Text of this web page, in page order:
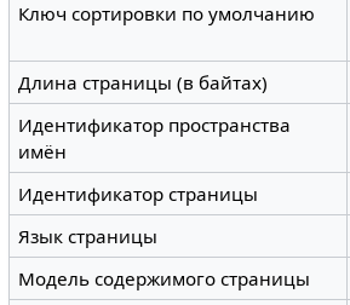
Ключ сортировки по умолчанию
Длина страницы (в байтах)
Идентификатор пространства
имён
Идентификатор страницы
Язык страницы
Модель содержимого страницы